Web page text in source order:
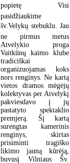
popietę Visi
pasidžiaukime
šv.Velykų stebuklu. Jau
ne pirmus metus
Atvelykio proga
Vaitkūnų kaimo klube
tradiciškai
organizuojamas koks
nors renginys. Ne kartą
vietos dramos mėgėjų
kolektyvas per Atvelykį
pakviesdavo į jų
pastatyto spektaklio
premjerą. Šį kartą
surengtas kamerinis
renginys, skirtas
prisiminti tragiško
likimo jauną kūrėją,
buvusį Vilniaus Šv.